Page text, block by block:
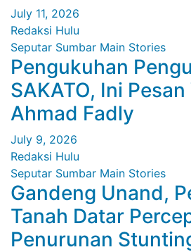
July 11, 2026
Redaksi Hulu
Seputar Sumbar Main Stories
Pengukuhan
SAKATO, Ini
Ahmad Fadly
July 9, 2026
Redaksi Hulu
Seputar Sumbar Main Stories
Gandeng Unand,
Tanah Datar
Penurunan